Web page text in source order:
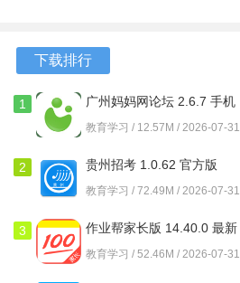
新版
下载排行
1
广州妈妈网论坛 2.6.7 手机
版
教育学习 / 12.57M / 2026-07-31
2 贵州招考 1.0.62 官方版
教育学习 / 72.49M / 2026-07-31
3
作业帮家长版 14.40.0 最新
版
教育学习 / 52.46M / 2026-07-31